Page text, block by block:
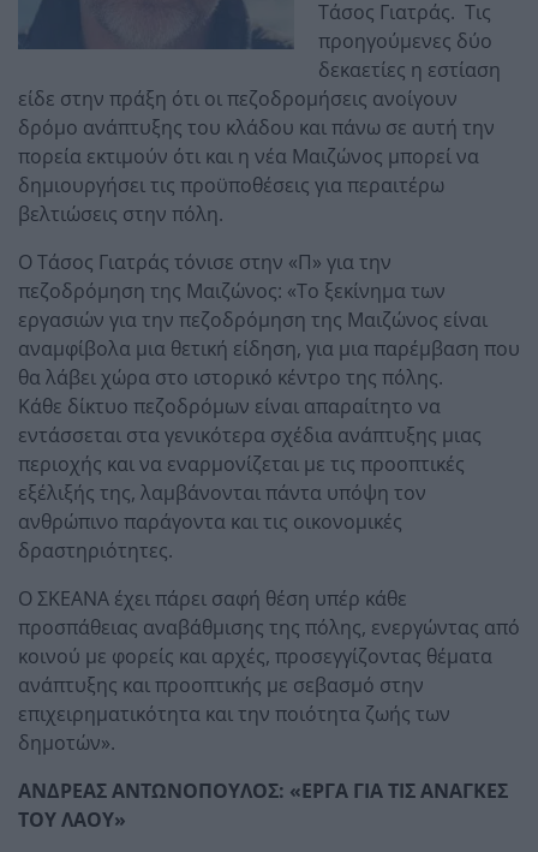
Τάσος Γιατράς. Τις
προηγούμενες δύο
δεκαετίες η εστίαση
είδε στην πράξη ότι οι πεζοδρομήσεις ανοίγουν
δρόμο ανάπτυξης του κλάδου και πάνω σε αυτή την
πορεία εκτιμούν ότι και η νέα Μαιζώνος μπορεί να
δημιουργήσει τις προϋποθέσεις για περαιτέρω
βελτιώσεις στην πόλη.
Ο Τάσος Γιατράς τόνισε στην «Π» για την
πεζοδρόμηση της Μαιζώνος: «Το ξεκίνημα των
εργασιών για την πεζοδρόμηση της Μαιζώνος είναι
αναμφίβολα μια θετική είδηση, για μια παρέμβαση που
θα λάβει χώρα στο ιστορικό κέντρο της πόλης.
Κάθε δίκτυο πεζοδρόμων είναι απαραίτητο να
εντάσσεται στα γενικότερα σχέδια ανάπτυξης μιας
περιοχής και να εναρμονίζεται με τις προοπτικές
εξέλιξής της, λαμβάνονται πάντα υπόψη τον
ανθρώπινο παράγοντα και τις οικονομικές
δραστηριότητες.
Ο ΣΚΕΑΝΑ έχει πάρει σαφή θέση υπέρ κάθε
προσπάθειας αναβάθμισης της πόλης, ενεργώντας από
κοινού με φορείς και αρχές, προσεγγίζοντας θέματα
ανάπτυξης και προοπτικής με σεβασμό στην
επιχειρηματικότητα και την ποιότητα ζωής των
δημοτών».
ΑΝΔΡΕΑΣ ΑΝΤΩΝΟΠΟΥΛΟΣ: «ΕΡΓΑ ΓΙΑ ΤΙΣ ΑΝΑΓΚΕΣ
ΤΟΥ ΛΑΟΥ»